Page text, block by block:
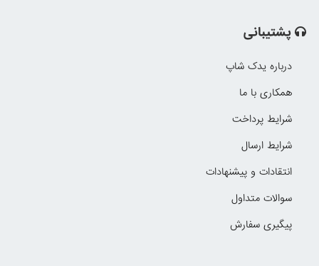
پشتیبانی
درباره یدک شاپ
همکاری با ما
شرایط پرداخت
شرایط ارسال
انتقادات و پیشنهادات
سوالات متداول
پیگیری سفارش